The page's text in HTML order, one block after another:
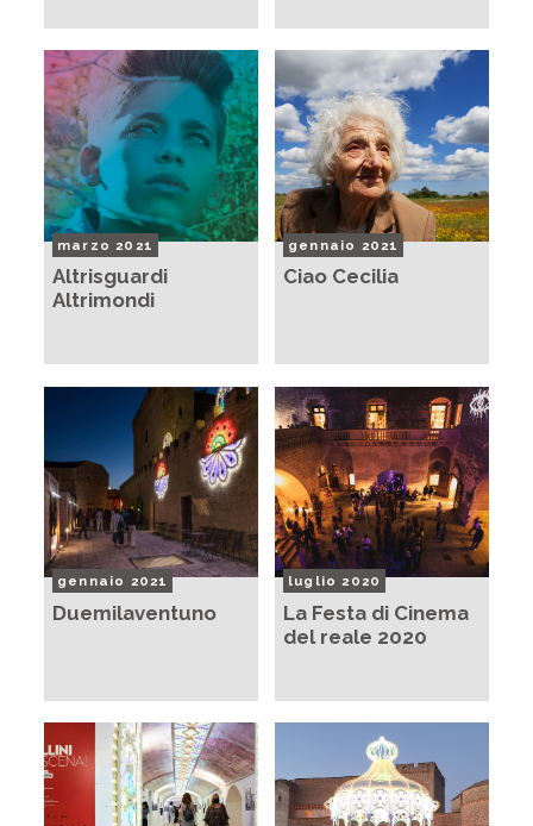
marzo 2021
Altrisguardi
Altrimondi
gennaio 2021
Ciao Cecilia
gennaio 2021
Duemilaventuno
luglio 2020
La Festa di Cinema
del reale 2020